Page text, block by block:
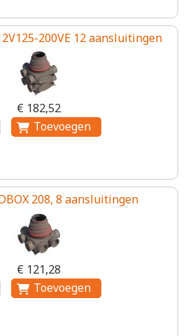
200VE 12 aansluitingen
€ 182,52
208, 8 aansluitingen
€ 121,28